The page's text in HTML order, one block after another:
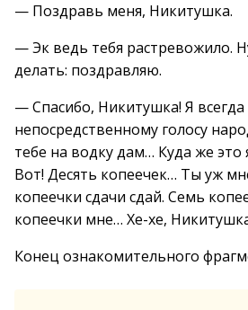
— Поздравь меня, Никитушка.
— Эк ведь тебя растревожило.
делать: поздравляю.
— Спасибо, Никитушка! Я
непосредственному голосу
тебе на водку дам… Куда же это
Вот! Десять копеечек… Ты уж
копеечки сдачи сдай. Семь
копеечки мне… Хе-хе,
Конец ознакомительного